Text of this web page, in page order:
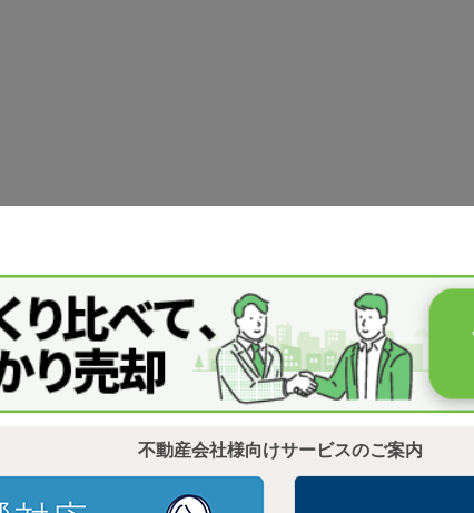
不動産会社様向けサービスのご案内